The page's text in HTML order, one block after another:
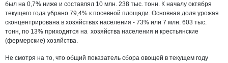
был на 0,7% ниже и составлял 10 млн. 238 тыс. тонн. К началу октября
текущего года убрано 79,4% к посевной площади. Основная доля урожая
сконцентрирована в хозяйствах населения - 73% или 7 млн. 603 тыс.
тонн, по 13% приходится на хозяйства населения и крестьянские
(фермерские) хозяйства.
Не смотря на то, что общий показатель сбора овощей в текущем году